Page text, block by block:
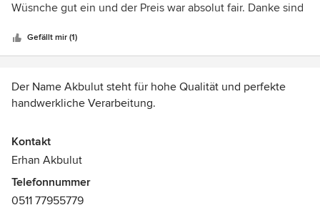
5
Wüsnche gut ein und der Preis war absolut fair. Danke sind
Gefällt mir (1)
Der Name Akbulut steht für hohe Qualität und perfekte
handwerkliche Verarbeitung.
Tradition, Erfahrung, die Symbiose aus perfektem
Handwerk und modernster Fertigung und vor allem ein
Akbulut Küchentechnik der Maßstab.
Kontakt
Erhan Akbulut
Telefonnummer
0511 77955779